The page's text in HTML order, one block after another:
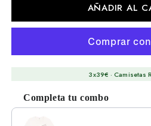
AÑADIR AL
3x39€ · Camisetas
Completa tu combo
Use the Previous and Next